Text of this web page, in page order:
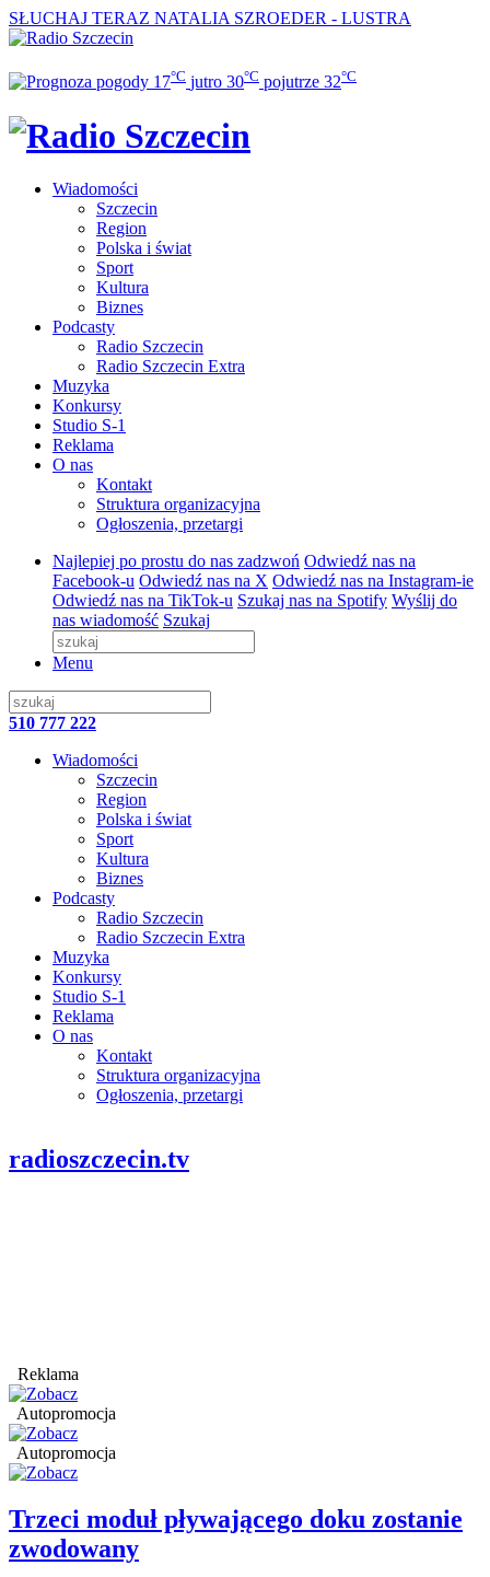
SŁUCHAJ TERAZ NATALIA SZROEDER - LUSTRA
17°C jutro 30°C pojutrze 32°C
Wiadomości
Szczecin
Region
Polska i świat
Sport
Kultura
Biznes
Podcasty
Radio Szczecin
Radio Szczecin Extra
Muzyka
Konkursy
Studio S-1
Reklama
O nas
Kontakt
Struktura organizacyjna
Ogłoszenia, przetargi
Najlepiej po prostu do nas zadzwoń Odwiedź nas na
Facebook-u Odwiedź nas na X Odwiedź nas na Instagram-ie
Odwiedź nas na TikTok-u Szukaj nas na Spotify Wyślij do
nas wiadomość Szukaj
Menu
510 777 222
Wiadomości
Szczecin
Region
Polska i świat
Sport
Kultura
Biznes
Podcasty
Radio Szczecin
Radio Szczecin Extra
Muzyka
Konkursy
Studio S-1
Reklama
O nas
Kontakt
Struktura organizacyjna
Ogłoszenia, przetargi
radioszczecin.tv
Reklama
Autopromocja
Autopromocja
Trzeci moduł pływającego doku zostanie
zwodowany